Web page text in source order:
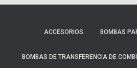
ACCESORIOS BOMBAS
BOMBAS DE TRANSFERENCIA DE